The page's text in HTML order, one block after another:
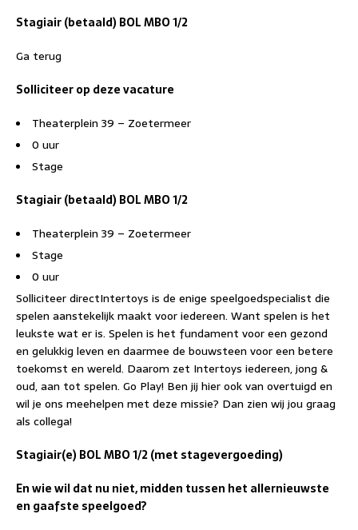
Stagiair (betaald) BOL MBO 1/2
Ga terug
Solliciteer op deze vacature
Theaterplein 39 – Zoetermeer
0 uur
Stage
Stagiair (betaald) BOL MBO 1/2
Theaterplein 39 – Zoetermeer
Stage
0 uur
Solliciteer directIntertoys is de enige speelgoedspecialist die
spelen aanstekelijk maakt voor iedereen. Want spelen is het
leukste wat er is. Spelen is het fundament voor een gezond
en gelukkig leven en daarmee de bouwsteen voor een betere
toekomst en wereld. Daarom zet Intertoys iedereen, jong &
oud, aan tot spelen. Go Play! Ben jij hier ook van overtuigd en
wil je ons meehelpen met deze missie? Dan zien wij jou graag
als collega!
Stagiair(e) BOL MBO 1/2 (met stagevergoeding)
En wie wil dat nu niet, midden tussen het allernieuwste
en gaafste speelgoed?